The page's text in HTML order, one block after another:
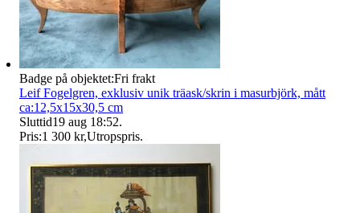
Badge på objektet:Fri frakt
Leif Fogelgren, exklusiv unik träask/skrin i masurbjörk, mått
ca:12,5x15x30,5 cm
Sluttid19 aug 18:52.
Pris:1 300 kr,Utropspris.